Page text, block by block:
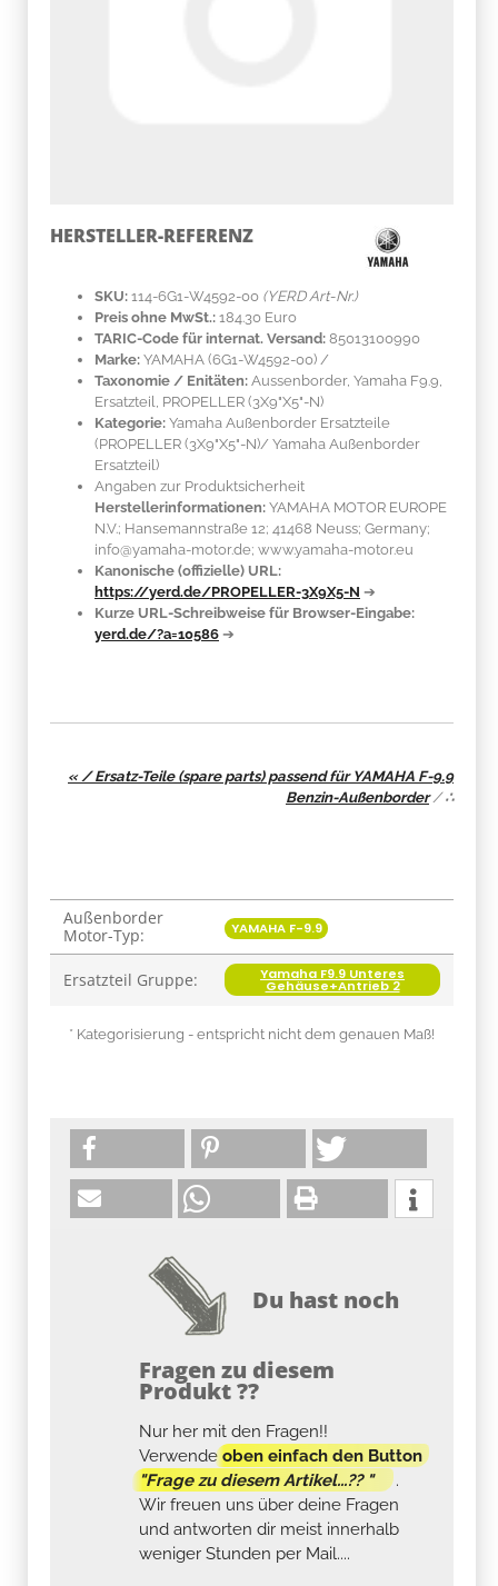
HERSTELLER-REFERENZ
SKU: 114-6G1-W4592-00 (YERD Art-Nr.)
Preis ohne MwSt.: 184.30 Euro
TARIC-Code für internat. Versand: 85013100990
Marke: YAMAHA (6G1-W4592-00) /
Taxonomie / Enitäten: Aussenborder, Yamaha F9.9,
Ersatzteil, PROPELLER (3X9"X5"-N)
Kategorie: Yamaha Außenborder Ersatzteile
(PROPELLER (3X9"X5"-N)/ Yamaha Außenborder
Ersatzteil)
Angaben zur Produktsicherheit
Herstellerinformationen: YAMAHA MOTOR EUROPE
N.V.; Hansemannstraße 12; 41468 Neuss; Germany;
info@yamaha-motor.de; www.yamaha-motor.eu
Kanonische (offizielle) URL:
https://yerd.de/PROPELLER-3X9X5-N ➔
Kurze URL-Schreibweise für Browser-Eingabe:
yerd.de/?a=10586 ➔
« / Ersatz-Teile (spare parts) passend für YAMAHA F-9.9
Benzin-Außenborder/∴
Produkteigenschaft
Wert
Außenborder
Motor-Typ:
YAMAHA F-9.9
Ersatzteil Gruppe: Yamaha F9.9 Unteres
Gehäuse+Antrieb 2
* Kategorisierung - entspricht nicht dem genauen Maß!
Du hast noch
Fragen zu diesem
Produkt ??
Nur her mit den Fragen!!
Verwendeoben einfach den Button
"Frage zu diesem Artikel...?? "
.
Wir freuen uns über deine Fragen
und antworten dir meist innerhalb
weniger Stunden per Mail....